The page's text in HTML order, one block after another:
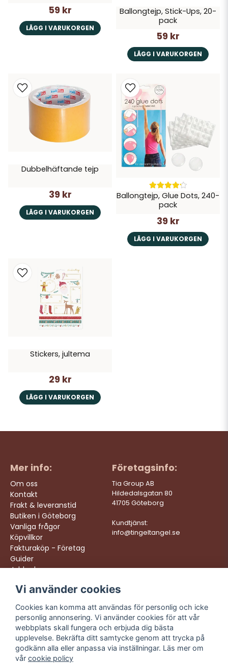
59 kr
LÄGG I VARUKORGEN
Ballongtejp, Stick-Ups, 20-
pack
59 kr
LÄGG I VARUKORGEN
Dubbelhäftande tejp
39 kr
LÄGG I VARUKORGEN
Ballongtejp, Glue Dots, 240-
pack
39 kr
LÄGG I VARUKORGEN
Stickers, jultema
29 kr
LÄGG I VARUKORGEN
Mer info:
Om oss
Kontakt
Frakt & leveranstid
Butiken i Göteborg
Vanliga frågor
Köpvillkor
Fakturaköp - Företag
Guider
Jobba hos oss
Företagsinfo:
Tia Group AB
Hildedalsgatan 80
41705 Göteborg
Kundtjänst:
info@tingeltangel.se
Följ oss:
Instagram
Facebook
TikTok
YouTube
Vi levererar:
Snabba leveranser
Trygga köp
Fri frakt över 499:-
Trevlig kundtjänst
Vi använder cookies
Cookies kan komma att användas för personlig och icke
personlig annonsering. Vi använder cookies för att vår
webbplats skall fungera och erbjuda dig bästa
upplevelse. Bekräfta ditt samtycke genom att trycka på
godkänn alla eller anpassa via inställningar. Läs mer om
vår cookie policy